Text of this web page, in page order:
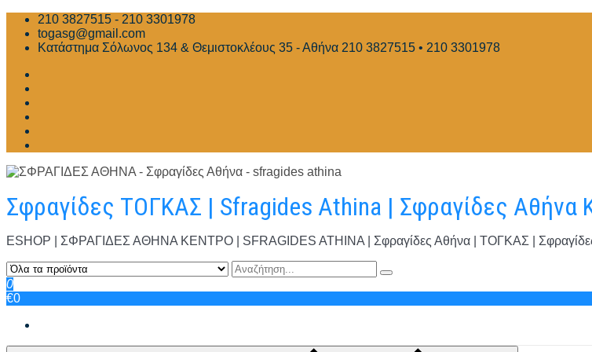
Skip
content
210 3827515 - 210 3301978
togasg@gmail.com
Κατάστημα Σόλωνος 134 & Θεμιστοκλέους 35 - Αθήνα 210 3827515 • 210 3301978
Σφραγίδες ΤΟΓΚΑΣ | Sfragides Athina | Σφραγίδες Αθήνα
ESHOP | ΣΦΡΑΓΙΔΕΣ ΑΘΗΝΑ ΚΕΝΤΡΟ | SFRAGIDES ATHINA | Σφραγίδες Αθήνα | ΤΟΓΚΑΣ | Σφραγίδες
0
€0